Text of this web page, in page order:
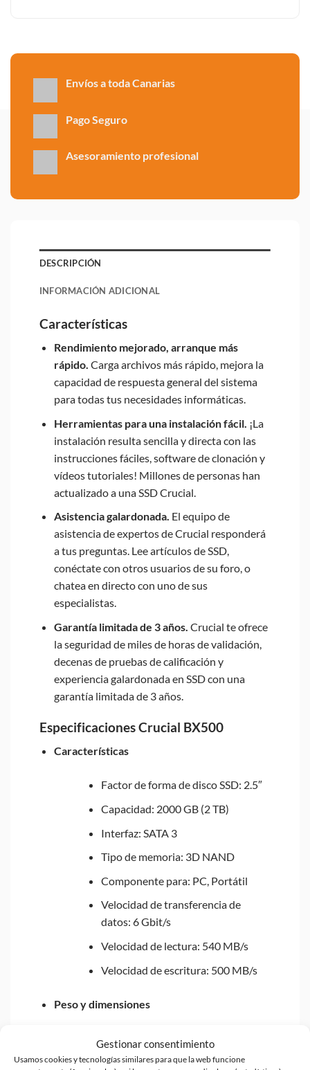
Gestionar consentimiento
Usamos cookies y tecnologías similares para que la web funcione
Envíos a toda Canarias
Pago Seguro
Asesoramiento profesional
DESCRIPCIÓN
INFORMACIÓN ADICIONAL
Características
Rendimiento mejorado, arranque más
rápido. Carga archivos más rápido, mejora la
capacidad de respuesta general del sistema
para todas tus necesidades informáticas.
Herramientas para una instalación fácil. ¡La
instalación resulta sencilla y directa con las
instrucciones fáciles, software de clonación y
vídeos tutoriales! Millones de personas han
actualizado a una SSD Crucial.
Asistencia galardonada. El equipo de
asistencia de expertos de Crucial responderá
a tus preguntas. Lee artículos de SSD,
conéctate con otros usuarios de su foro, o
chatea en directo con uno de sus
especialistas.
Garantía limitada de 3 años. Crucial te ofrece
la seguridad de miles de horas de validación,
decenas de pruebas de calificación y
experiencia galardonada en SSD con una
garantía limitada de 3 años.
Especificaciones Crucial BX500
Características
Factor de forma de disco SSD: 2.5″
Capacidad: 2000 GB (2 TB)
Interfaz: SATA 3
Tipo de memoria: 3D NAND
Componente para: PC, Portátil
Velocidad de transferencia de
datos: 6 Gbit/s
Velocidad de lectura: 540 MB/s
Velocidad de escritura: 500 MB/s
Peso y dimensiones
Altura: 7 mm